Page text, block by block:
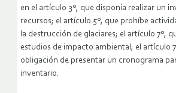
en el artículo 3º, que disponía realizar un
recursos; el artículo 5º, que prohíbe
la destrucción de glaciares; el artículo 7º,
estudios de impacto ambiental; el artículo
obligación de presentar un cronograma
inventario.